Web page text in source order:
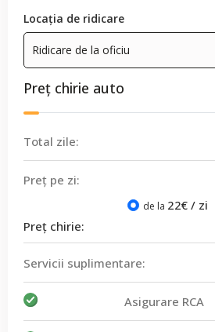
Locația de ridicare
Preț chirie auto
Total zile:
Preț pe zi:
de la 22€ / zi
Preț chirie:
Servicii suplimentare:
Asigurare RCA